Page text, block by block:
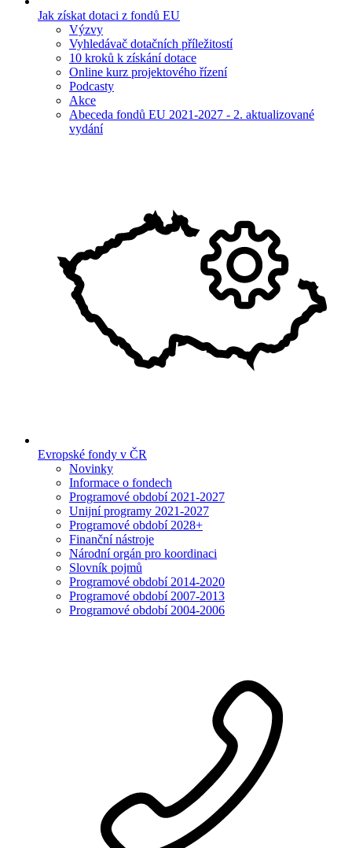
Jak získat dotaci z fondů EU
Výzvy
Vyhledávač dotačních příležitostí
10 kroků k získání dotace
Online kurz projektového řízení
Podcasty
Akce
Abeceda fondů EU 2021-2027 - 2. aktualizované
vydání
Evropské fondy v ČR
Novinky
Informace o fondech
Programové období 2021-2027
Unijní programy 2021-2027
Programové období 2028+
Finanční nástroje
Národní orgán pro koordinaci
Slovník pojmů
Programové období 2014-2020
Programové období 2007-2013
Programové období 2004-2006